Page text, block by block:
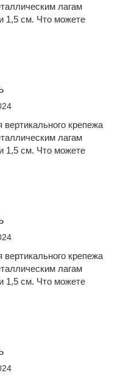
лагам
1,5 см. Что можете
крепежа
лагам
1,5 см. Что можете
крепежа
лагам
1,5 см. Что можете